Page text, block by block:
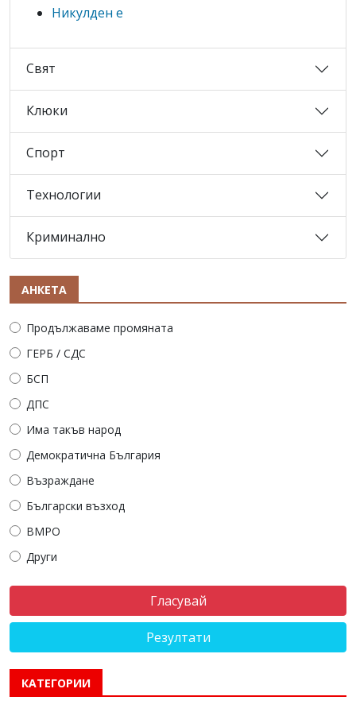
Никулден е
Свят
Клюки
Спорт
Технологии
Криминално
АНКЕТА
Продължаваме промяната
ГЕРБ / СДС
БСП
ДПС
Има такъв народ
Демократична България
Възраждане
Български възход
ВМРО
Други
Резултати
КАТЕГОРИИ